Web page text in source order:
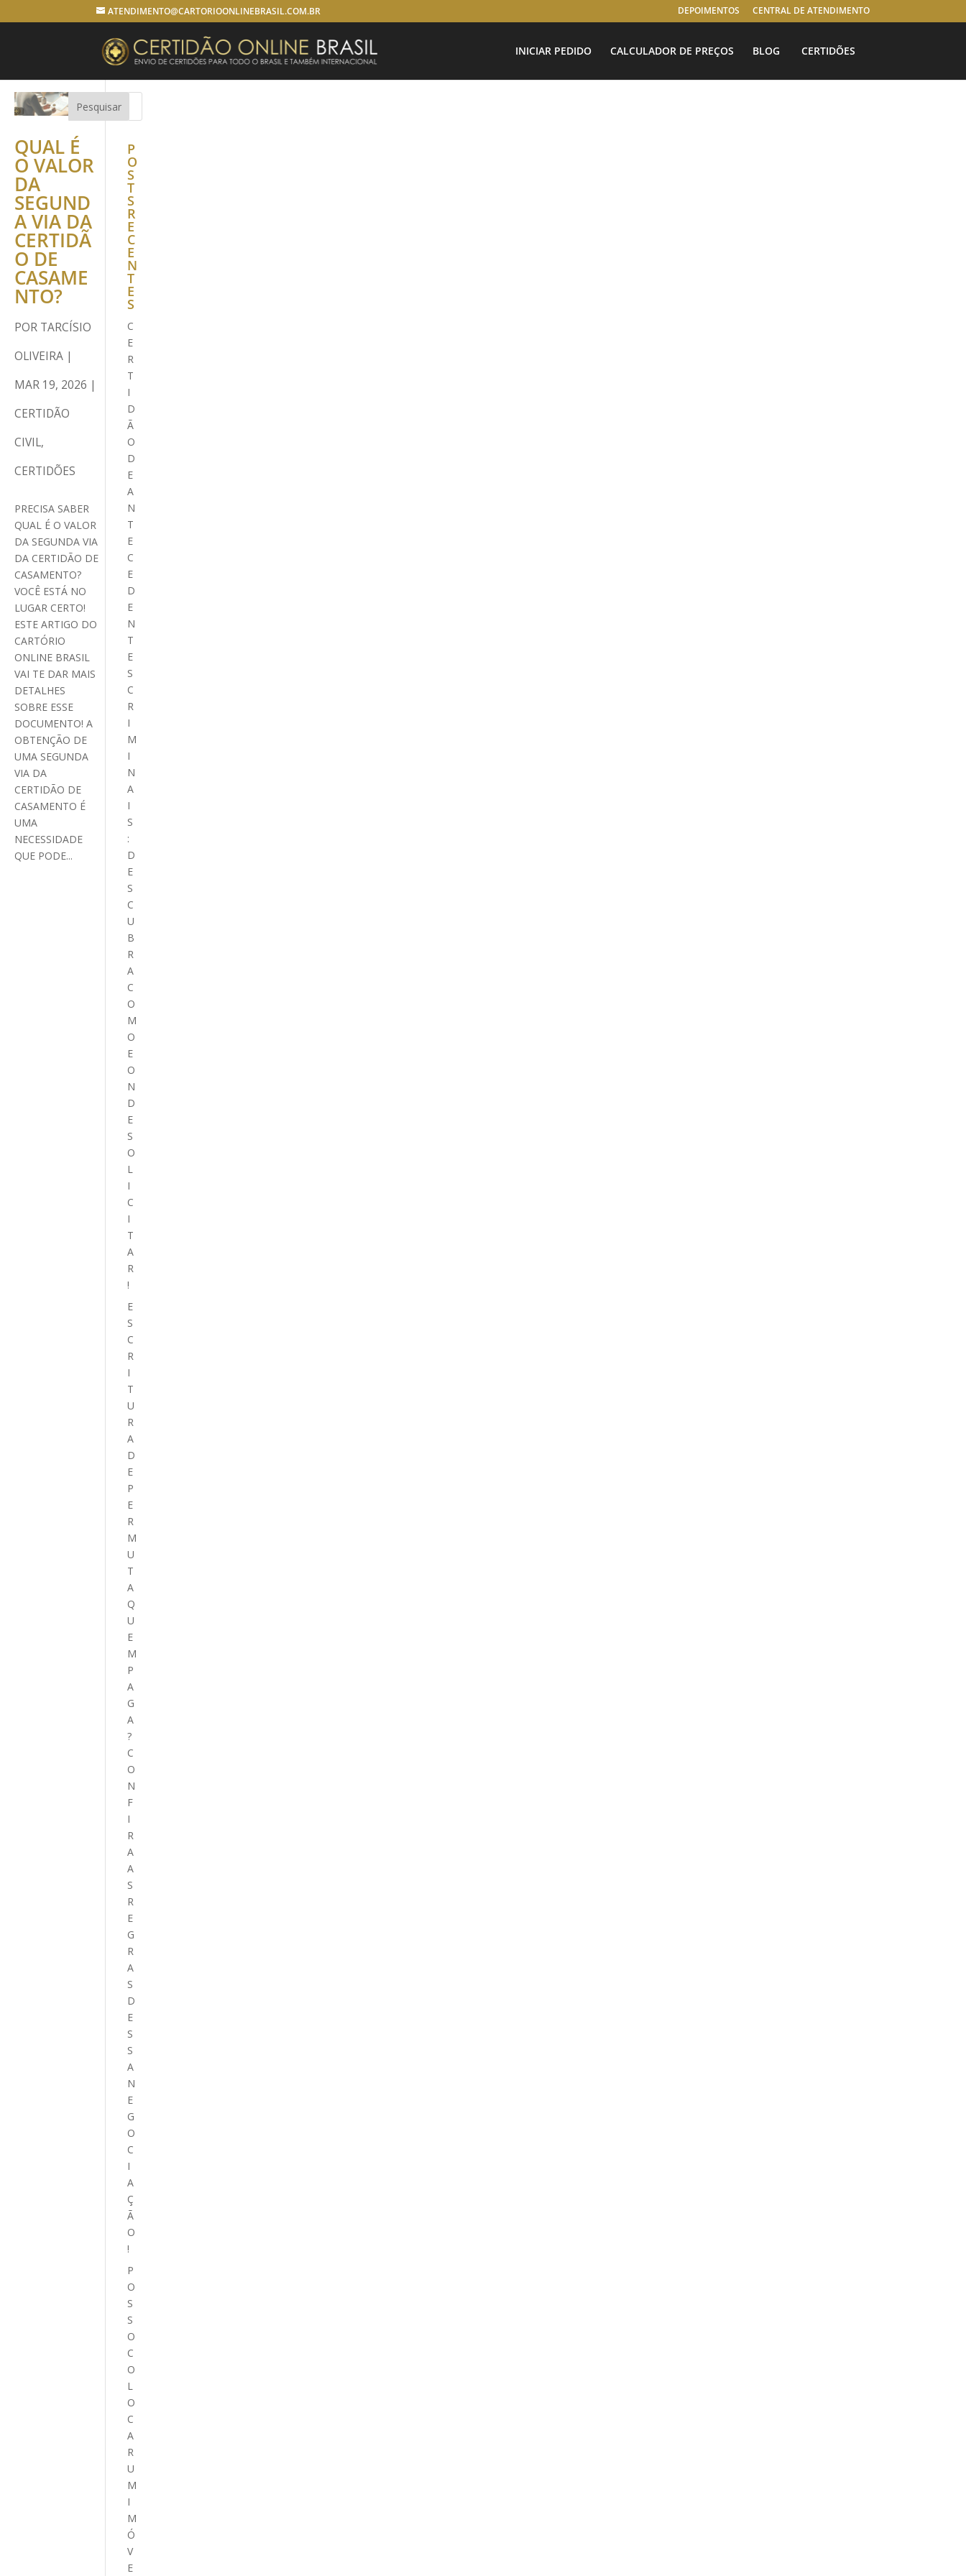
ATENDIMENTO@CARTORIOONLINEBRASIL.COM.BR DEPOIMENTOS CENTRAL DE ATENDIMENTO
INICIAR PEDIDO CALCULADOR DE PREÇOS BLOG CERTIDÕES
QUAL É
O VALOR
DA
SEGUND
A VIA DA
CERTIDÃ
O DE
CASAME
NTO?
POR TARCÍSIO
OLIVEIRA |
MAR 19, 2026 |
CERTIDÃO
CIVIL,
CERTIDÕES
PRECISA SABER
QUAL É O VALOR
DA SEGUNDA VIA
DA CERTIDÃO DE
CASAMENTO?
VOCÊ ESTÁ NO
LUGAR CERTO!
ESTE ARTIGO DO
CARTÓRIO
ONLINE BRASIL
VAI TE DAR MAIS
DETALHES
SOBRE ESSE
DOCUMENTO! A
OBTENÇÃO DE
UMA SEGUNDA
VIA DA
CERTIDÃO DE
CASAMENTO É
UMA
NECESSIDADE
QUE PODE...
P
O
S
T
S
R
E
C
E
N
T
E
S
C
E
R
T
I
D
Ã
O
D
E
A
N
T
E
C
E
D
E
N
T
E
S
C
R
I
M
I
N
A
I
S
:
D
E
S
C
U
B
R
A
C
O
M
O
E
O
N
D
E
S
O
L
I
C
I
T
A
R
!
E
S
C
R
I
T
U
R
A
D
E
P
E
R
M
U
T
A
Q
U
E
M
P
A
G
A
?
C
O
N
F
I
R
A
A
S
R
E
G
R
A
S
D
E
S
S
A
N
E
G
O
C
I
A
Ç
Ã
O
!
P
O
S
S
O
C
O
L
O
C
A
R
U
M
I
M
Ó
V
E